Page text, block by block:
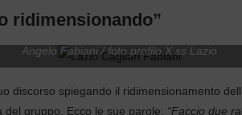
ridimensionando”
Angelo Fabiani / foto profilo X ss Lazio
discorso spiegando il ridimensionamento
gruppo. Ecco le sue parole: “Faccio due